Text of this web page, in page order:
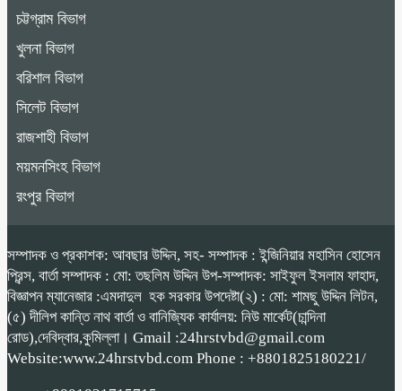
চট্টগ্রাম বিভাগ
খুলনা বিভাগ
বরিশাল বিভাগ
সিলেট বিভাগ
রাজশাহী বিভাগ
ময়মনসিংহ বিভাগ
রংপুর বিভাগ
সম্পাদক ও প্রকাশক: আবছার উদ্দিন, সহ- সম্পাদক : ইন্জিনিয়ার মহাসিন হোসেন
প্রিন্স, বার্তা সম্পাদক : মো: তছলিম উদ্দিন উপ-সম্পাদক: সাইফুল ইসলাম ফাহাদ,
বিজ্ঞাপন ম্যানেজার :এমদাদুল হক সরকার উপদেষ্টা(২) : মো: শামছু উদ্দিন লিটন,
(৫) দীলিপ কান্তি নাথ বার্তা ও বানিজ্যিক কার্যালয়: নিউ মার্কেট(চান্দিনা
রোড),দেবিদ্বার,কুমিল্লা। Gmail :24hrstvbd@gmail.com
Website:www.24hrstvbd.com Phone : +8801825180221/